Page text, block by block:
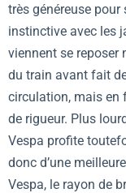
très généreuse
instinctive avec les
viennent se reposer
du train avant fait
circulation, mais en
de rigueur. Plus
Vespa profite
donc d’une
Vespa, le rayon de